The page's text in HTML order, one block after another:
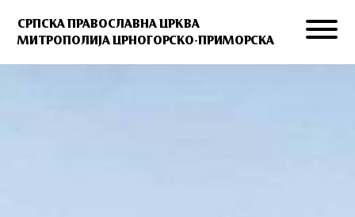
СРПСКА ПРАВОСЛАВНА ЦРКВА
МИТРОПОЛИЈА ЦРНОГОРСКО-ПРИМОРСКА